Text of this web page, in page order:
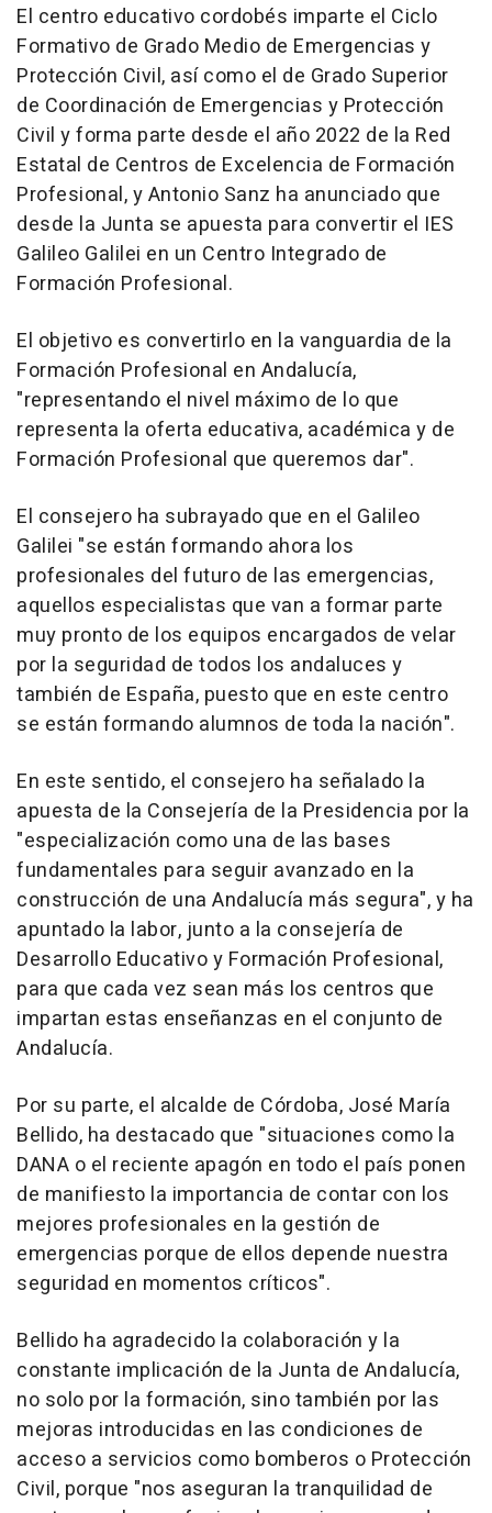
El centro educativo cordobés imparte el Ciclo
Formativo de Grado Medio de Emergencias y
Protección Civil, así como el de Grado Superior
de Coordinación de Emergencias y Protección
Civil y forma parte desde el año 2022 de la Red
Estatal de Centros de Excelencia de Formación
Profesional, y Antonio Sanz ha anunciado que
desde la Junta se apuesta para convertir el IES
Galileo Galilei en un Centro Integrado de
Formación Profesional.
El objetivo es convertirlo en la vanguardia de la
Formación Profesional en Andalucía,
"representando el nivel máximo de lo que
representa la oferta educativa, académica y de
Formación Profesional que queremos dar".
El consejero ha subrayado que en el Galileo
Galilei "se están formando ahora los
profesionales del futuro de las emergencias,
aquellos especialistas que van a formar parte
muy pronto de los equipos encargados de velar
por la seguridad de todos los andaluces y
también de España, puesto que en este centro
se están formando alumnos de toda la nación".
En este sentido, el consejero ha señalado la
apuesta de la Consejería de la Presidencia por la
"especialización como una de las bases
fundamentales para seguir avanzado en la
construcción de una Andalucía más segura", y ha
apuntado la labor, junto a la consejería de
Desarrollo Educativo y Formación Profesional,
para que cada vez sean más los centros que
impartan estas enseñanzas en el conjunto de
Andalucía.
Por su parte, el alcalde de Córdoba, José María
Bellido, ha destacado que "situaciones como la
DANA o el reciente apagón en todo el país ponen
de manifiesto la importancia de contar con los
mejores profesionales en la gestión de
emergencias porque de ellos depende nuestra
seguridad en momentos críticos".
Bellido ha agradecido la colaboración y la
constante implicación de la Junta de Andalucía,
no solo por la formación, sino también por las
mejoras introducidas en las condiciones de
acceso a servicios como bomberos o Protección
Civil, porque "nos aseguran la tranquilidad de